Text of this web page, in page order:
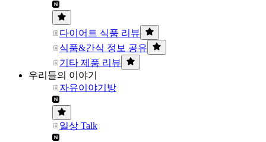
다이어트 식품 리뷰
식품&간식 정보 공유
기타 제품 리뷰
우리들의 이야기
자유이야기방
일상 Talk